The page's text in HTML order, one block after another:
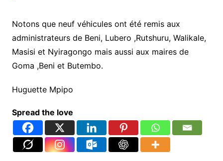
Notons que neuf véhicules ont été remis aux
administrateurs de Beni, Lubero ,Rutshuru, Walikale,
Masisi et Nyiragongo mais aussi aux maires de
Goma ,Beni et Butembo.
Huguette Mpipo
Spread the love